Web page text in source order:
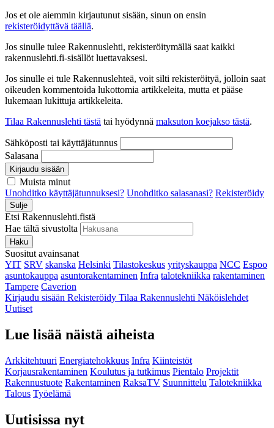
Jos et ole aiemmin kirjautunut sisään, sinun on ensin
rekisteröidyttävä täällä.
Jos sinulle tulee Rakennuslehti, rekisteröitymällä saat kaikki
rakennuslehti.fi-sisällöt luettavaksesi.
Jos sinulle ei tule Rakennuslehteä, voit silti rekisteröityä, jolloin saat
oikeuden kommentoida lukottomia artikkeleita, mutta et pääse
lukemaan lukittuja artikkeleita.
Tilaa Rakennuslehti tästä tai hyödynnä maksuton koejakso tästä.
Sähköposti tai käyttäjätunnus
Salasana
Kirjaudu sisään
Muista minut
Unohditko käyttäjätunnuksesi? Unohditko salasanasi? Rekisteröidy
Sulje
Etsi Rakennuslehti.fistä
Hae tältä sivustolta
Haku
Suositut avainsanat
YIT SRV skanska Helsinki Tilastokeskus yrityskauppa NCC Espoo
asuntokauppa asuntorakentaminen Infra talotekniikka rakentaminen
Tampere Caverion
Kirjaudu sisään Rekisteröidy Tilaa Rakennuslehti Näköislehdet
Uutiset
Lue lisää näistä aiheista
Arkkitehtuuri Energiatehokkuus Infra Kiinteistöt
Korjausrakentaminen Koulutus ja tutkimus Pientalo Projektit
Rakennustuote Rakentaminen RaksaTV Suunnittelu Talotekniikka
Talous Työelämä
Uutisissa nyt